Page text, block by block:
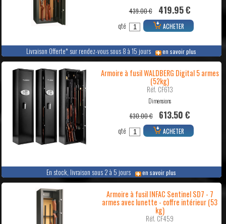
Livraison Offerte* sur rendez-vous sous 8 à 15 jours en savoir plus
439.00 € 419.95 €
qté ACHETER
En stock, livraison sous 2 à 5 jours en savoir plus
Armoire à fusil WALDBERG Digital 5 armes
(52kg)
Réf. CF613
Dimensions
630.00 € 613.50 €
qté ACHETER
Armoire à fusil INFAC Sentinel SD7 - 7
armes avec lunette - coffre intérieur (53
kg)
Réf. CF459